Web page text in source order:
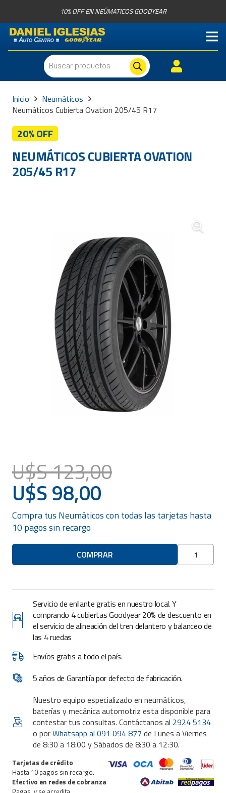
10% OFF EN NEÚMATICOS GOODYEAR
Búsqueda
de
productos
Inicio
Neumáticos
Neumáticos Cubierta Ovation 205/45 R17
NEUMÁTICOS CUBIERTA OVATION
205/45 R17
U$S123,00
El
precio
original
era:
U$S
123,00.
U$S98,00
20% OFF
El
precio
actual
es:
U$S
98,00.
Compra tus Neumáticoscon todas las tarjetas hasta
10 pagos sin recargo
Neumáticos
Cubierta
R17
COMPRAR
Servicio de enllante gratis en nuestro local. Y
comprando 4 cubiertas Goodyear 20% de descuento en
el servicio de alineación del tren delantero y balanceo de
las 4 ruedas
Envíos gratis a todo el país.
5 años de Garantía por defecto de fabricación.
Nuestro equipo especializado en neumáticos,
baterías y mecánica automotriz esta disponible para
contestar tus consultas. Contáctanos al 2924 5134
o porWhatsapp al 091 094 877 de Lunes a Viernes
de 8:30 a 18:00 y Sábados de 8:30 a 12:30.
Tarjetas de crédito
Hasta 10 pagos sin recargo.
Efectivo en redes de cobranza